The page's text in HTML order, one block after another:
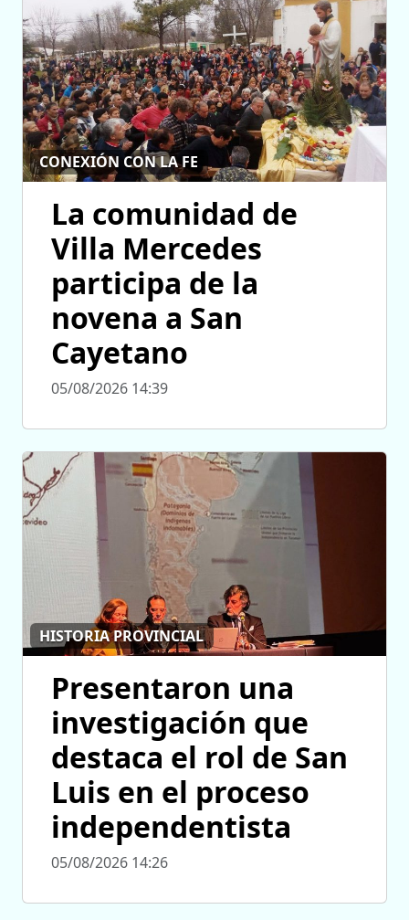
CONEXIÓN CON LA FE
La comunidad de
Villa Mercedes
participa de la
novena a San
Cayetano
05/08/2026 14:39
HISTORIA PROVINCIAL
Presentaron una
investigación que
destaca el rol de San
Luis en el proceso
independentista
05/08/2026 14:26